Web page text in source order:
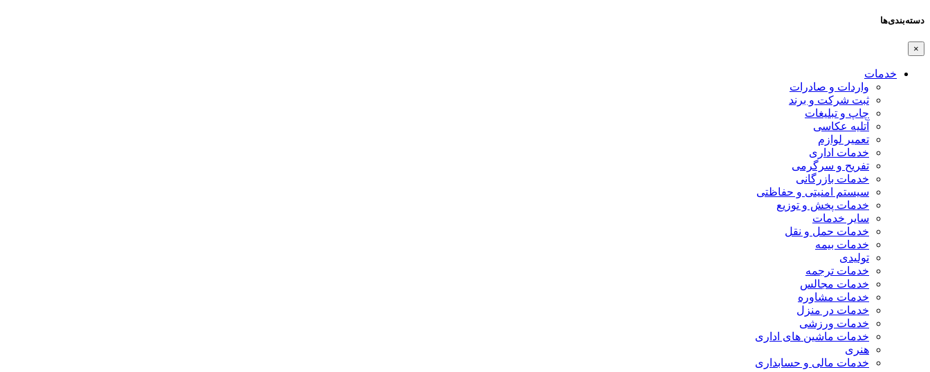
دسته‌بندی‌ها
×
خدمات
واردات و صادرات
ثبت شرکت و برند
چاپ و تبلیغات
آتلیه عکاسی
تعمیر لوازم
خدمات اداری
تفریح و سرگرمی
خدمات بازرگانی
سیستم امنیتی و حفاظتی
خدمات پخش و توزیع
سایر خدمات
خدمات حمل و نقل
خدمات بیمه
تولیدی
خدمات ترجمه
خدمات مجالس
خدمات مشاوره
خدمات در منزل
خدمات ورزشی
خدمات ماشین های اداری
هنری
خدمات مالی و حسابداری